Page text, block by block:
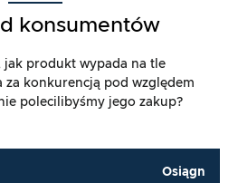
konsumentów
jak produkt wypada na tle
za konkurencją pod względem
polecilibyśmy jego zakup?
Osiągn